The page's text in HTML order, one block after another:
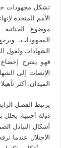
تشكل مجهودات
الأمم المتحدة
موضوع
المجهودات،
الشهادات ولقول
فهو يقترح
الإنصات إلى
الميدان، أكثر
يرتبط الفصل
دولة أجنبية.
أشكال التبادل
الاحتلال عندما